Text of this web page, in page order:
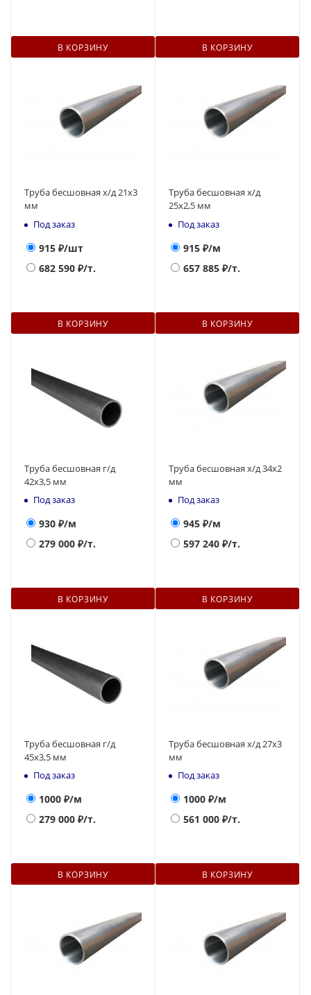
В КОРЗИНУ В КОРЗИНУ
Труба бесшовная х/д 21х3
мм
Под заказ
915 ₽/шт
682 590 ₽/т.
В КОРЗИНУ
Труба бесшовная х/д
25х2,5 мм
Под заказ
915 ₽/м
657 885 ₽/т.
В КОРЗИНУ
Труба бесшовная г/д
42х3,5 мм
Под заказ
930 ₽/м
279 000 ₽/т.
В КОРЗИНУ
Труба бесшовная х/д 34х2
мм
Под заказ
945 ₽/м
597 240 ₽/т.
В КОРЗИНУ
Труба бесшовная г/д
45х3,5 мм
Под заказ
1000 ₽/м
279 000 ₽/т.
В КОРЗИНУ
Труба бесшовная х/д 27х3
мм
Под заказ
1000 ₽/м
561 000 ₽/т.
В КОРЗИНУ